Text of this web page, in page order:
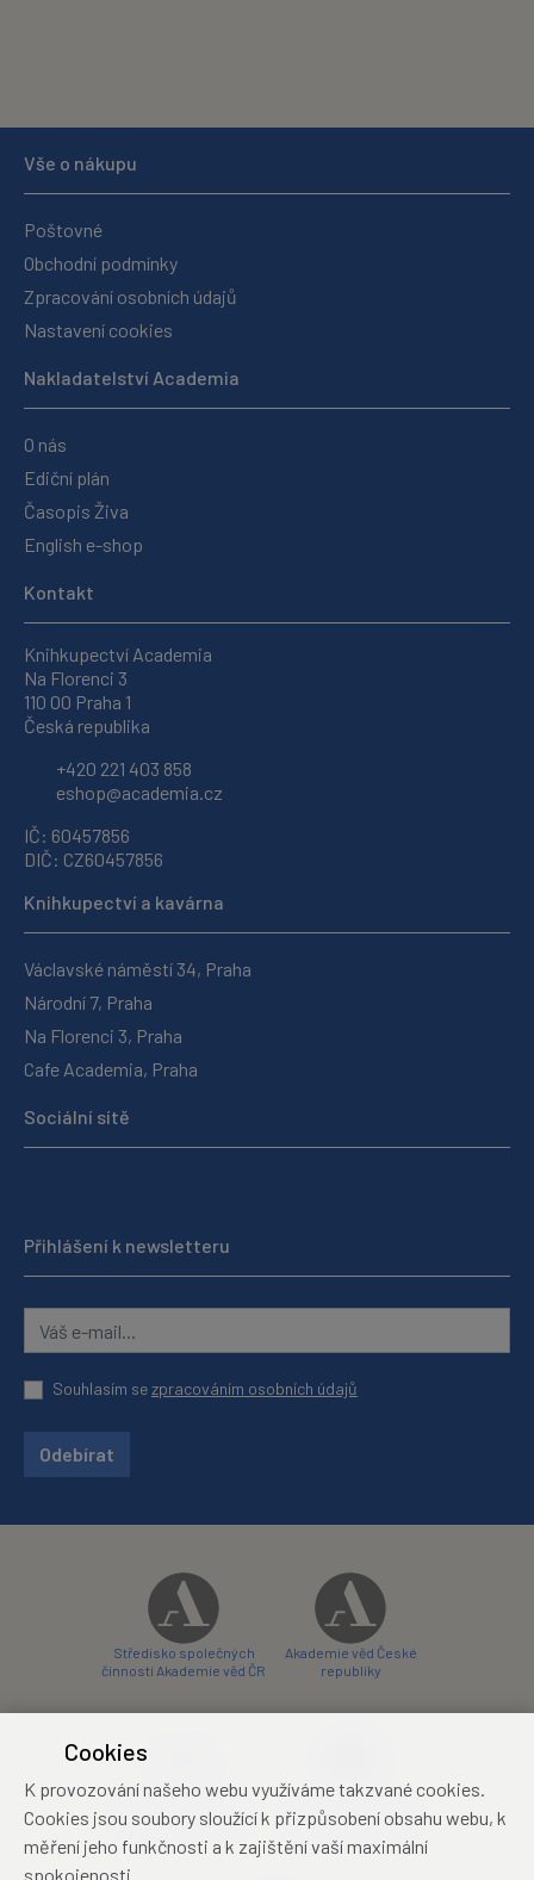
Vše o nákupu
Poštovné
Obchodní podmínky
Zpracování osobních údajů
Nastavení cookies
Nakladatelství Academia
O nás
Ediční plán
Časopis Živa
English e-shop
Kontakt
Knihkupectví Academia
Na Florenci 3
110 00 Praha 1
Česká republika
+420 221 403 858
eshop@academia.cz
IČ: 60457856
DIČ: CZ60457856
Knihkupectví a kavárna
Václavské náměstí 34, Praha
Národní 7, Praha
Na Florenci 3, Praha
Cafe Academia, Praha
Sociální sítě
Přihlášení k newsletteru
Souhlasím sezpracováním osobních údajů
Odebírat
Středisko společných
činností Akademie věd ČR
Akademie věd České
republiky
konferenční centrum
Zámecký hotel Třešť
konferenční centrum
Cookies
K provozování našeho webu využíváme takzvané cookies.
Cookies jsou soubory sloužící k přizpůsobení obsahu webu, k
měření jeho funkčnosti a k zajištění vaší maximální
spokojenosti.